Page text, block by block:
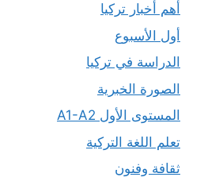
أهم أخبار تركيا
أول الأسبوع
الدراسة في تركيا
الصورة الخبرية
المستوى الأول A1-A2
تعلم اللغة التركية
ثقافة وفنون